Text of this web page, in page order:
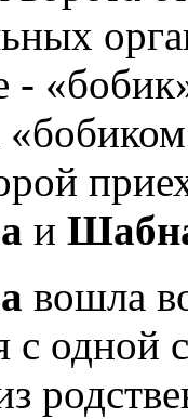
-
и
вошла
с